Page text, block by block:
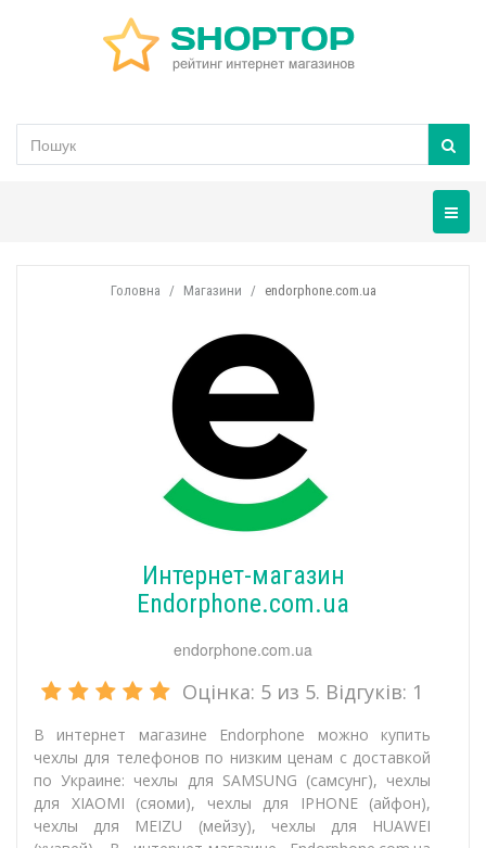
Головна Магазини endorphone.com.ua
Интернет-магазин
Endorphone.com.ua
endorphone.com.ua
Оцінка: 5 из 5. Відгуків: 1
В интернет магазине Endorphone можно купить
чехлы для телефонов по низким ценам с доставкой
по Украине: чехлы для SAMSUNG (самсунг), чехлы
для XIAOMI (сяоми), чехлы для IPHONE (айфон),
чехлы для MEIZU (мейзу), чехлы для HUAWEI